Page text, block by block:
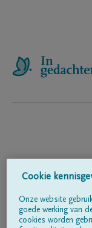
Volg ons op
Cookie
Onze website
goede werking van
cookies worden